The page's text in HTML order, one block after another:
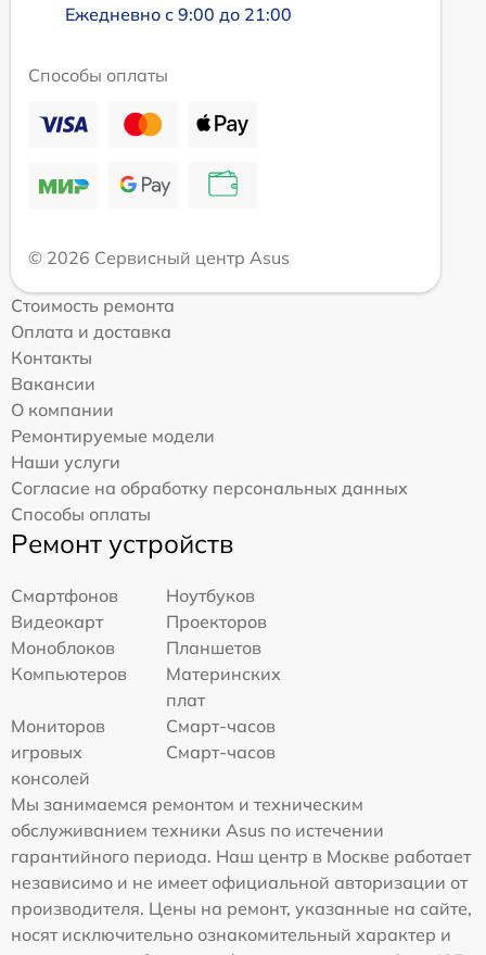
Ежедневно с 9:00 до 21:00
Способы оплаты
© 2026 Сервисный центр Asus
Стоимость ремонта
Оплата и доставка
Контакты
Вакансии
О компании
Ремонтируемые модели
Наши услуги
Согласие на обработку персональных данных
Способы оплаты
Ремонт устройств
Смартфонов
Ноутбуков
Видеокарт
Проекторов
Моноблоков
Планшетов
Компьютеров
Материнских
плат
Мониторов
Смарт-часов
игровых
консолей
Смарт-часов
Мы занимаемся ремонтом и техническим
обслуживанием техники Asus по истечении
гарантийного периода. Наш центр в Москве работает
независимо и не имеет официальной авторизации от
производителя. Цены на ремонт, указанные на сайте,
носят исключительно ознакомительный характер и